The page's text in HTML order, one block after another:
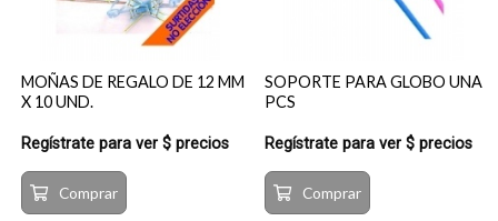
MOÑAS DE REGALO DE 12 MM
X 10 UND.
Regístrate para ver $ precios
Comprar
SOPORTE PARA GLOBO UNA
PCS
Regístrate para ver $ precios
Comprar